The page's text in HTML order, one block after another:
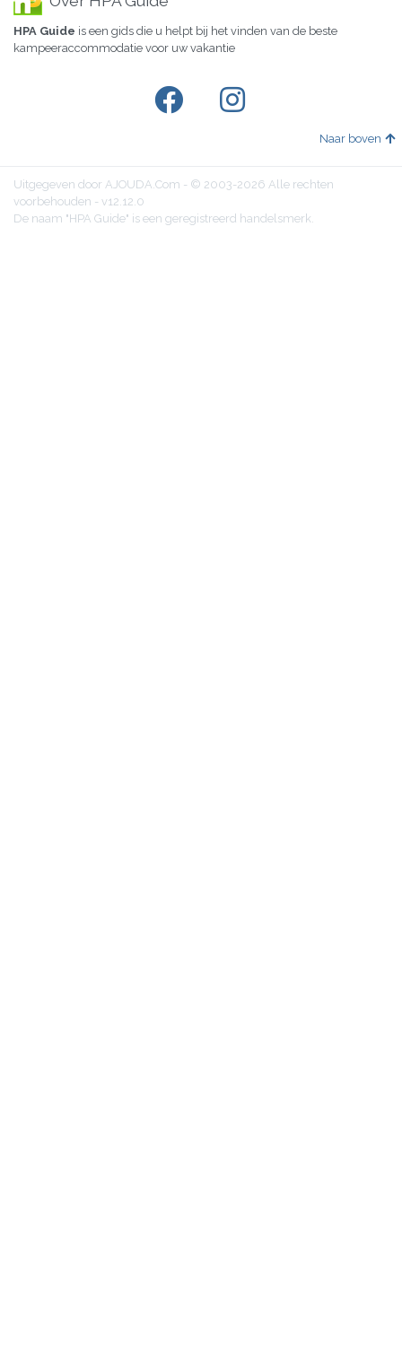
HPA Guide is een gids die u helpt bij het vinden van de beste
kampeeraccommodatie voor uw vakantie
Naar boven
Uitgegeven door AJOUDA.Com - © 2003-2026 Alle rechten
voorbehouden - v12.12.0
De naam "HPA Guide" is een geregistreerd handelsmerk.